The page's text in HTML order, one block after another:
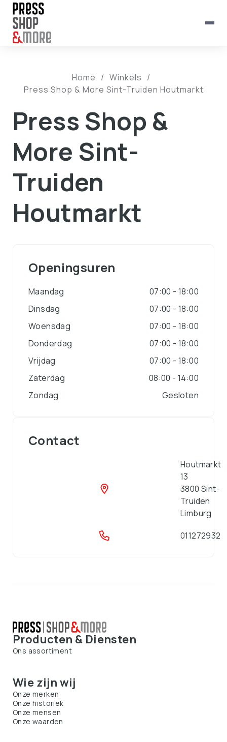
Home / Winkels /
Press Shop & More Sint-Truiden Houtmarkt
Press Shop &
More Sint-
Truiden
Houtmarkt
Openingsuren
Maandag
07:00 - 18:00
Dinsdag
07:00 - 18:00
Woensdag
07:00 - 18:00
Donderdag
07:00 - 18:00
Vrijdag
07:00 - 18:00
Zaterdag
08:00 - 14:00
Zondag
Gesloten
Contact
Houtmarkt
13
3800 Sint-
Truiden
Limburg
011272932
Producten & Diensten
Ons assortiment
Wie zijn wij
Onze merken
Onze historiek
Onze mensen
Onze waarden